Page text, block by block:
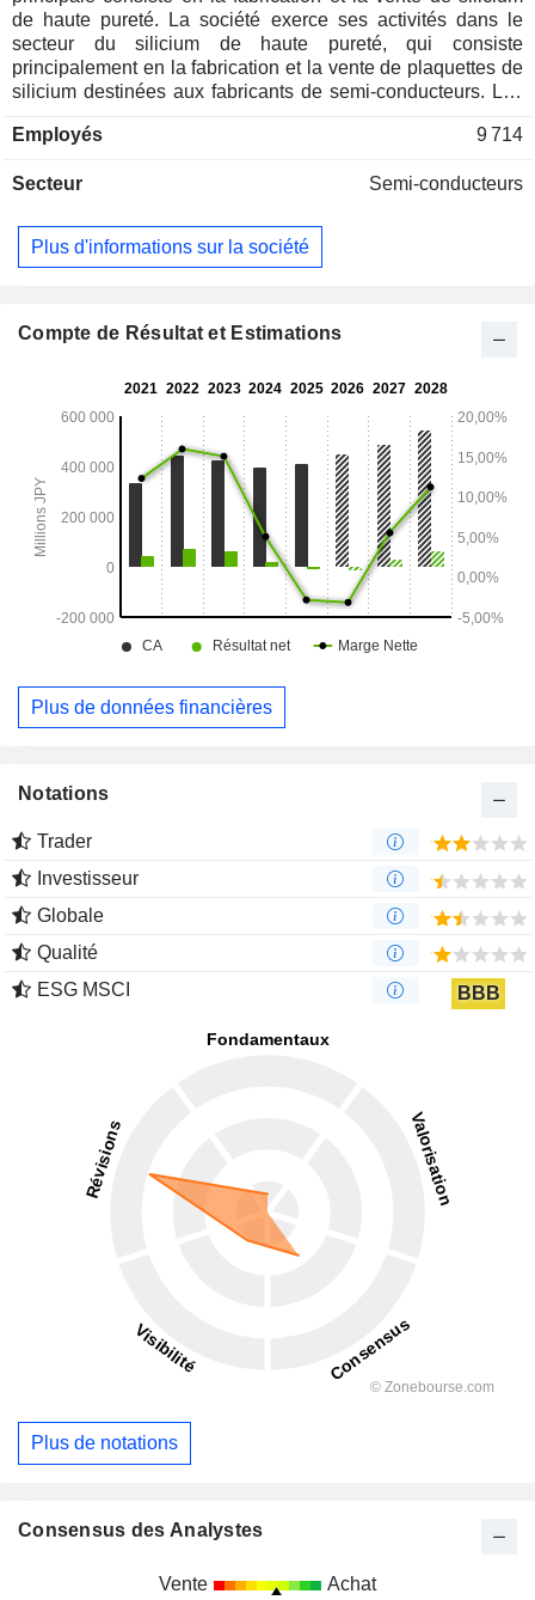
de haute pureté. La société exerce ses activités dans le
secteur du silicium de haute pureté, qui consiste
principalement en la fabrication et la vente de plaquettes de
silicium destinées aux fabricants de semi-conducteurs. Les
comme matériaux de substrat par les fabricants de semi-
conducteurs, tels que les mémoires et les circuits logiques.
diamètres ainsi que des plaquettes épitaxiales ayant subi un
traitement de surface spécifique. La société est présente au
Employés 9 714
Secteur Semi-conducteurs
Plus d'informations sur la société
Compte de Résultat et Estimations
Plus de données financières
Notations
Trader
Investisseur
Globale
Qualité
ESG MSCI
BBB
Plus de notations
Consensus des Analystes
Vente Achat